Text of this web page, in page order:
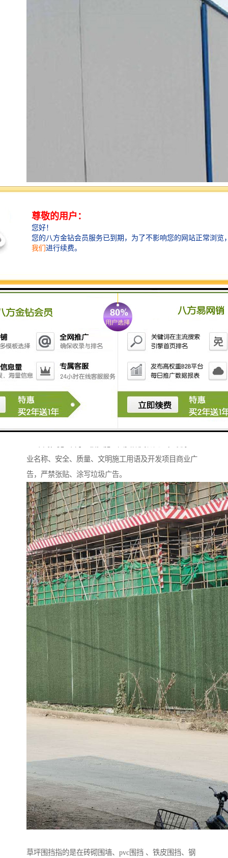
围挡的施工标准
围挡基脚采用M10水泥砂浆砌筑MU10页岩砖砖砌
0.5*0.5的基础，用于增强围挡抗风稳定性；pvc围挡设
业名称、安全、质量、文明施工用语及开发项目商业广
告，严禁张贴、涂写垃圾广告。
草坪围挡指的是在砖砌围墙、pvc围挡 、铁皮围挡、钢